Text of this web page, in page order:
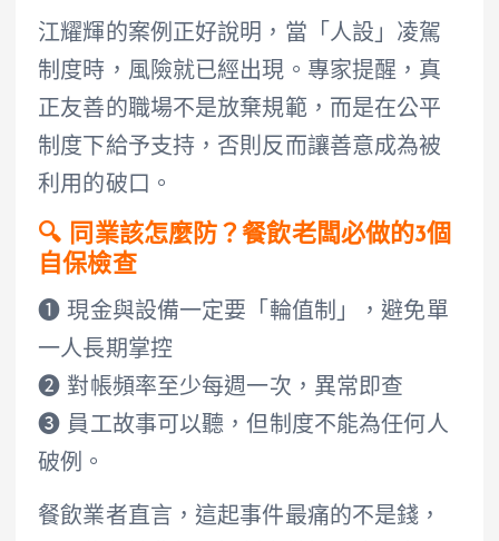
江耀輝的案例正好說明，當「人設」凌駕
制度時，風險就已經出現。專家提醒，真
正友善的職場不是放棄規範，而是在公平
制度下給予支持，否則反而讓善意成為被
利用的破口。
🔍 同業該怎麼防？餐飲老闆必做的3個
自保檢查
➊ 現金與設備一定要「輪值制」，避免單
一人長期掌控
➋ 對帳頻率至少每週一次，異常即查
➌ 員工故事可以聽，但制度不能為任何人
破例。
餐飲業者直言，這起事件最痛的不是錢，